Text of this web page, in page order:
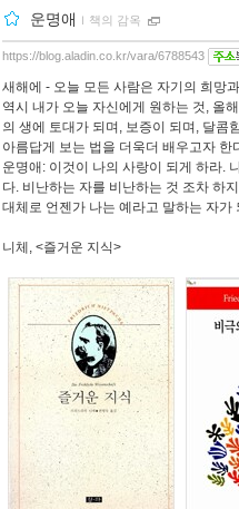
운명애 ｌ 책의 감옥
https://blog.aladin.co.kr/vara/6788543
새해에 - 오늘 모든 사람은 자기의 희망
역시 내가 오늘 자신에게 원하는 것, 올
의 생에 토대가 되며, 보증이 되며, 달콤
아름답게 보는 법을 더욱더 배우고자
운명애: 이것이 나의 사랑이 되게 하라.
다. 비난하는 자를 비난하는 것 조차 하
대체로 언젠가 나는 예라고 말하는 자가
니체, <즐거운 지식>